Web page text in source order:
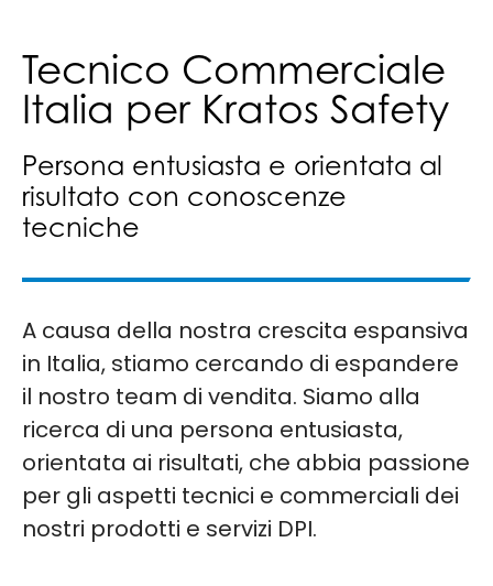
Tecnico Commerciale
Italia per Kratos Safety
Persona entusiasta e orientata al
risultato con conoscenze
tecniche
A causa della nostra crescita espansiva
in Italia, stiamo cercando di espandere
il nostro team di vendita. Siamo alla
ricerca di una persona entusiasta,
orientata ai risultati, che abbia passione
per gli aspetti tecnici e commerciali dei
nostri prodotti e servizi DPI.